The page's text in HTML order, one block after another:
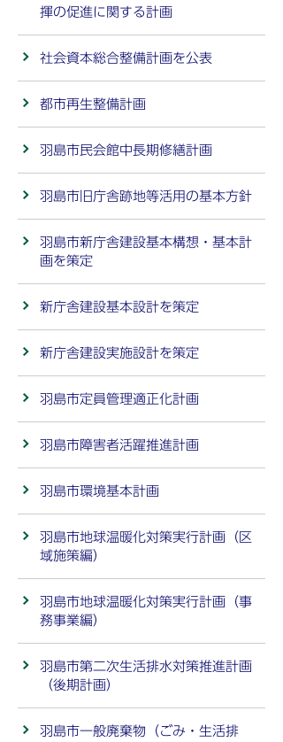
揮の促進に関する計画
社会資本総合整備計画を公表
都市再生整備計画
羽島市民会館中長期修繕計画
羽島市旧庁舎跡地等活用の基本方針
羽島市新庁舎建設基本構想・基本計
画を策定
新庁舎建設基本設計を策定
新庁舎建設実施設計を策定
羽島市定員管理適正化計画
羽島市障害者活躍推進計画
羽島市環境基本計画
羽島市地球温暖化対策実行計画（区
域施策編）
羽島市地球温暖化対策実行計画（事
務事業編）
羽島市第二次生活排水対策推進計画
（後期計画）
羽島市一般廃棄物（ごみ・生活排